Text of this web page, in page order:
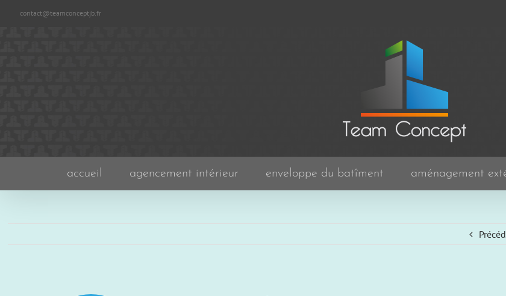
contact@teamconceptjb.fr
accueil agencement intérieur enveloppe du batîment aménagement